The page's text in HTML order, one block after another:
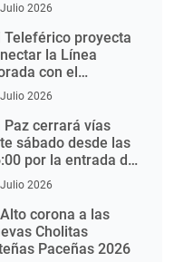
2026
Teleférico proyecta
la Línea
con el
de El Alto
2026
Paz cerrará vías
sábado desde las
por la entrada del
Poder 2026
2026
Alto corona a las
Cholitas
Paceñas 2026